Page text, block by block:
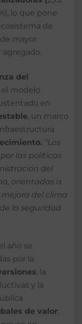
lo que pone
de
mayor
del
el modelo
en
, un marco
“Los
las políticas
del
orientadas a
del clima
la seguridad
año se
por la
, la
y la
de valor